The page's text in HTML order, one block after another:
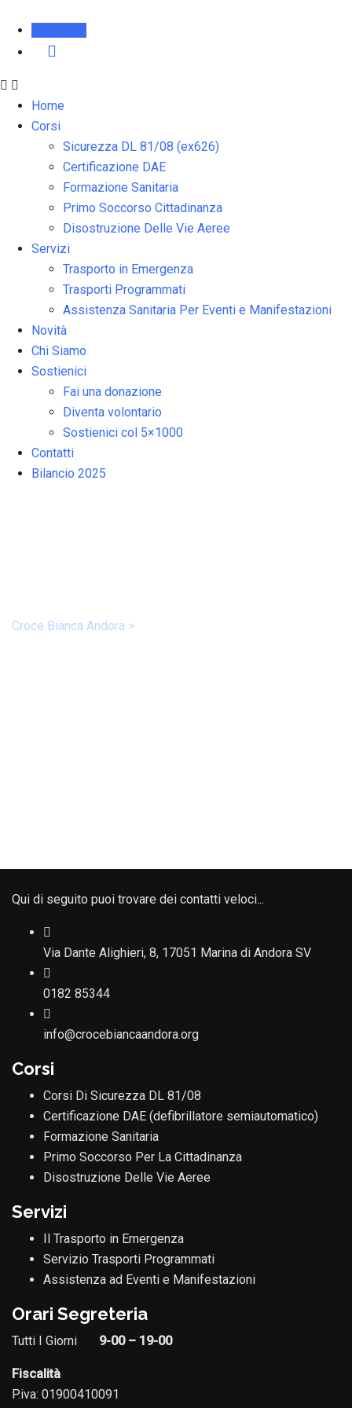
Home
Corsi
Sicurezza DL 81/08 (ex626)
Certificazione DAE
Formazione Sanitaria
Primo Soccorso Cittadinanza
Disostruzione Delle Vie Aeree
Servizi
Trasporto in Emergenza
Trasporti Programmati
Assistenza Sanitaria Per Eventi e Manifestazioni
Novità
Chi Siamo
Sostienici
Fai una donazione
Diventa volontario
Sostienici col 5×1000
Contatti
Bilancio 2025
Croce Bianca Andora >
Qui di seguito puoi trovare dei contatti veloci...
Via Dante Alighieri, 8, 17051 Marina di Andora SV
0182 85344
info@crocebiancaandora.org
Corsi
Corsi Di Sicurezza DL 81/08
Certificazione DAE (defibrillatore semiautomatico)
Formazione Sanitaria
Primo Soccorso Per La Cittadinanza
Disostruzione Delle Vie Aeree
Servizi
Il Trasporto in Emergenza
Servizio Trasporti Programmati
Assistenza ad Eventi e Manifestazioni
Orari Segreteria
Tutti I Giorni 9-00 – 19-00
Fiscalità
P.iva: 01900410091